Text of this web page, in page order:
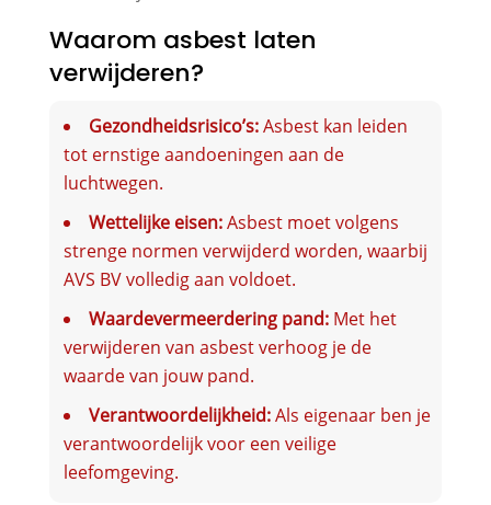
Waarom asbest laten
verwijderen?
Gezondheidsrisico’s:Asbest kan leiden
tot ernstige aandoeningen aan de
luchtwegen.
Wettelijke eisen:Asbest moet volgens
strenge normen verwijderd worden, waarbij
AVS BV volledig aan voldoet.
Waardevermeerdering pand:Met het
verwijderen van asbest verhoog je de
waarde van jouw pand.
Verantwoordelijkheid:Als eigenaar ben je
verantwoordelijk voor een veilige
leefomgeving.